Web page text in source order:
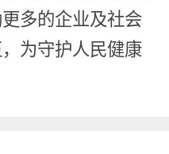
多的企业及社会
为守护人民健康